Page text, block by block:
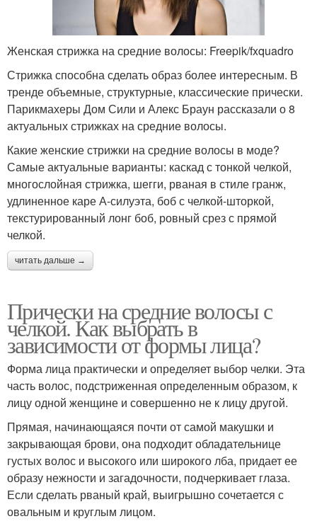
Женская стрижка на средние волосы: Freepik/fxquadro
Стрижка способна сделать образ более интересным. В
тренде объемные, структурные, классические прически.
Парикмахеры Дом Сили и Алекс Браун рассказали о 8
актуальных стрижках на средние волосы.
Какие женские стрижки на средние волосы в моде?
Самые актуальные варианты: каскад с тонкой челкой,
многослойная стрижка, шегги, рваная в стиле гранж,
удлиненное каре А-силуэта, боб с челкой-шторкой,
текстурированный лонг боб, ровный срез с прямой
челкой.
читать дальше →
Прически на средние волосы с
челкой. Как выбрать в
зависимости от формы лица?
Форма лица практически и определяет выбор челки. Эта
часть волос, подстриженная определенным образом, к
лицу одной женщине и совершенно не к лицу другой.
Прямая, начинающаяся почти от самой макушки и
закрывающая брови, она подходит обладательнице
густых волос и высокого или широкого лба, придает ее
образу нежности и загадочности, подчеркивает глаза.
Если сделать рваный край, выигрышно сочетается с
овальным и круглым лицом.